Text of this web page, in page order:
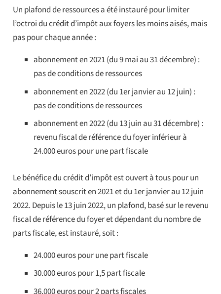
Un plafond de ressources a été instauré pour limiter
l’octroi du crédit d’impôt aux foyers les moins aisés, mais
pas pour chaque année :
abonnement en 2021 (du 9 mai au 31 décembre) :
pas de conditions de ressources
abonnement en 2022 (du 1er janvier au 12 juin) :
pas de conditions de ressources
abonnement en 2022 (du 13 juin au 31 décembre) :
revenu fiscal de référence du foyer inférieur à
24.000 euros pour une part fiscale
Le bénéfice du crédit d’impôt est ouvert à tous pour un
abonnement souscrit en 2021 et du 1er janvier au 12 juin
2022. Depuis le 13 juin 2022, un plafond, basé sur le revenu
fiscal de référence du foyer et dépendant du nombre de
parts fiscale, est instauré, soit :
24.000 euros pour une part fiscale
30.000 euros pour 1,5 part fiscale
36.000 euros pour 2 parts fiscales